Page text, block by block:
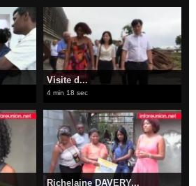
Visite d...
4 min 18 sec
Richelaine DAVERY...